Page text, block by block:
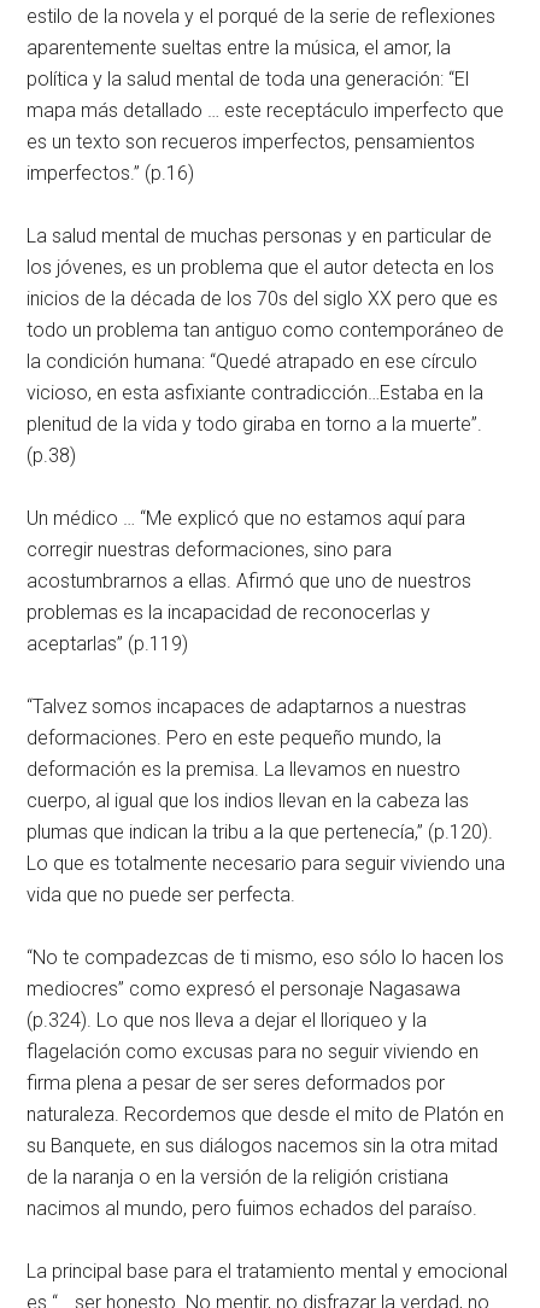
estilo de la novela y el porqué de la serie de reflexiones
aparentemente sueltas entre la música, el amor, la
política y la salud mental de toda una generación: “El
mapa más detallado … este receptáculo imperfecto que
es un texto son recueros imperfectos, pensamientos
imperfectos.” (p.16)
La salud mental de muchas personas y en particular de
los jóvenes, es un problema que el autor detecta en los
inicios de la década de los 70s del siglo XX pero que es
todo un problema tan antiguo como contemporáneo de
la condición humana: “Quedé atrapado en ese círculo
vicioso, en esta asfixiante contradicción…Estaba en la
plenitud de la vida y todo giraba en torno a la muerte”.
(p.38)
Un médico … “Me explicó que no estamos aquí para
corregir nuestras deformaciones, sino para
acostumbrarnos a ellas. Afirmó que uno de nuestros
problemas es la incapacidad de reconocerlas y
aceptarlas” (p.119)
“Talvez somos incapaces de adaptarnos a nuestras
deformaciones. Pero en este pequeño mundo, la
deformación es la premisa. La llevamos en nuestro
cuerpo, al igual que los indios llevan en la cabeza las
plumas que indican la tribu a la que pertenecía,” (p.120).
Lo que es totalmente necesario para seguir viviendo una
vida que no puede ser perfecta.
“No te compadezcas de ti mismo, eso sólo lo hacen los
mediocres” como expresó el personaje Nagasawa
(p.324). Lo que nos lleva a dejar el lloriqueo y la
flagelación como excusas para no seguir viviendo en
firma plena a pesar de ser seres deformados por
naturaleza. Recordemos que desde el mito de Platón en
su Banquete, en sus diálogos nacemos sin la otra mitad
de la naranja o en la versión de la religión cristiana
nacimos al mundo, pero fuimos echados del paraíso.
La principal base para el tratamiento mental y emocional
es “… ser honesto. No mentir, no disfrazar la verdad, no